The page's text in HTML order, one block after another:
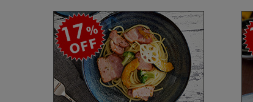
- 箸置き
- カトラリー
- れんげ
- すり鉢
- 土鍋
- 白い
- 黒い
- カラ